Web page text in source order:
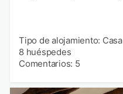
Tipo de alojamiento: Casa
8 huéspedes
Comentarios: 5